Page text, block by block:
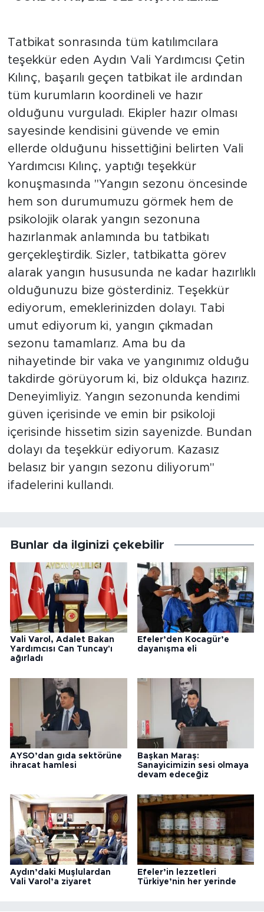
Tatbikat sonrasında tüm katılımcılara
teşekkür eden Aydın Vali Yardımcısı Çetin
Kılınç, başarılı geçen tatbikat ile ardından
tüm kurumların koordineli ve hazır
olduğunu vurguladı. Ekipler hazır olması
sayesinde kendisini güvende ve emin
ellerde olduğunu hissettiğini belirten Vali
Yardımcısı Kılınç, yaptığı teşekkür
konuşmasında "Yangın sezonu öncesinde
hem son durumumuzu görmek hem de
psikolojik olarak yangın sezonuna
hazırlanmak anlamında bu tatbikatı
gerçekleştirdik. Sizler, tatbikatta görev
alarak yangın hususunda ne kadar hazırlıklı
olduğunuzu bize gösterdiniz. Teşekkür
ediyorum, emeklerinizden dolayı. Tabi
umut ediyorum ki, yangın çıkmadan
sezonu tamamlarız. Ama bu da
nihayetinde bir vaka ve yangınımız olduğu
takdirde görüyorum ki, biz oldukça hazırız.
Deneyimliyiz. Yangın sezonunda kendimi
güven içerisinde ve emin bir psikoloji
içerisinde hissetim sizin sayenizde. Bundan
dolayı da teşekkür ediyorum. Kazasız
belasız bir yangın sezonu diliyorum"
ifadelerini kullandı.
Bunlar da ilginizi çekebilir
Vali Varol, Adalet Bakan
Yardımcısı Can Tuncay'ı
ağırladı
Efeler’den Kocagür’e
dayanışma eli
AYSO’dan gıda sektörüne
ihracat hamlesi
Başkan Maraş:
Sanayicimizin sesi olmaya
devam edeceğiz
Aydın’daki Muşlulardan
Vali Varol’a ziyaret
Efeler’in lezzetleri
Türkiye’nin her yerinde